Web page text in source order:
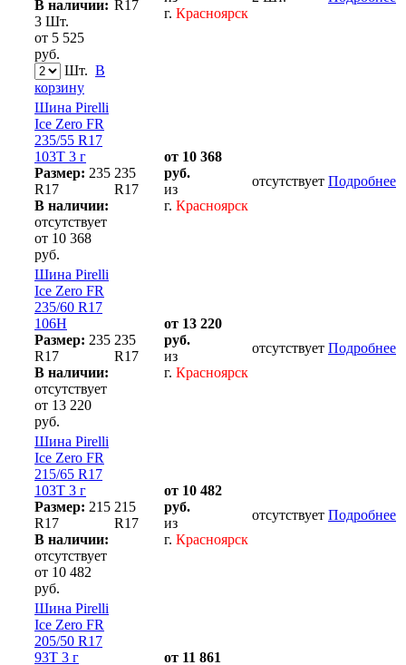
В наличии:
3 Шт.
от 5 525
руб.
Шт. В
корзину
R17
г. Красноярск
Шина Pirelli
Ice Zero FR
235/55 R17
103T 3 г
Размер: 235
R17
В наличии:
отсутствует
от 10 368
руб.
235
R17
от 10 368
руб.
из
г. Красноярск
отсутствует Подробнее
Шина Pirelli
Ice Zero FR
235/60 R17
106H
Размер: 235
R17
В наличии:
отсутствует
от 13 220
руб.
235
R17
от 13 220
руб.
из
г. Красноярск
отсутствует Подробнее
Шина Pirelli
Ice Zero FR
215/65 R17
103T 3 г
Размер: 215
R17
В наличии:
отсутствует
от 10 482
руб.
215
R17
от 10 482
руб.
из
г. Красноярск
отсутствует Подробнее
Шина Pirelli
Ice Zero FR
205/50 R17
93T 3 г
от 11 861